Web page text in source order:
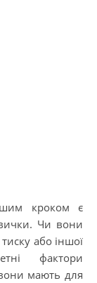
кроком є
Чи вони
або іншої
фактори
мають для